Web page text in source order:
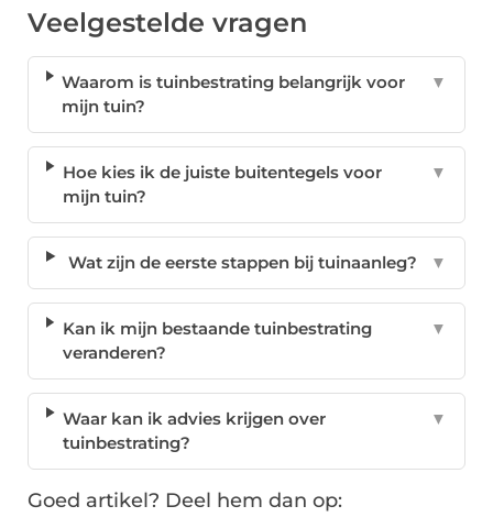
Veelgestelde vragen
Waarom is tuinbestrating belangrijk voor
mijn tuin?
▼
Hoe kies ik de juiste buitentegels voor
mijn tuin?
▼
Wat zijn de eerste stappen bij tuinaanleg? ▼
Kan ik mijn bestaande tuinbestrating
veranderen?
▼
Waar kan ik advies krijgen over
tuinbestrating?
▼
Goed artikel? Deel hem dan op: